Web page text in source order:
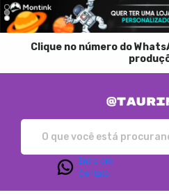
Clique no número do
Entre em
Contato